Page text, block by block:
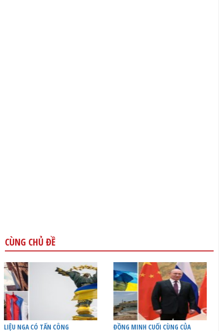
CÙNG CHỦ ĐỀ
LIỆU NGA CÓ TẤN CÔNG
ĐỒNG MINH CUỐI CÙNG CỦA